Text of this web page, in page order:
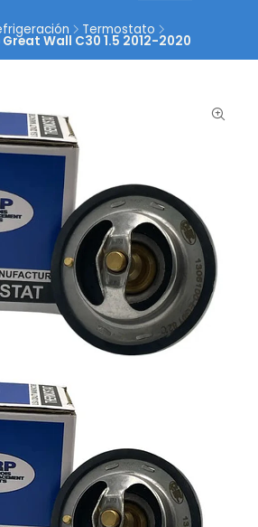
Termostato
Wall C30 1.5 2012-2020